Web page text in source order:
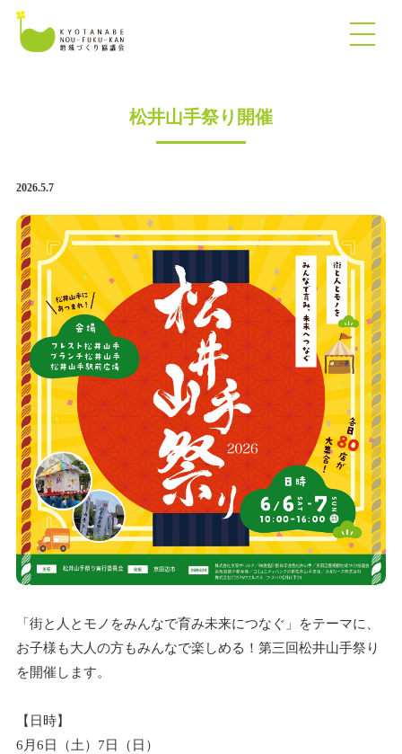
松井山手祭り開催
2026.5.7
「街と人とモノをみんなで育み未来につなぐ」をテーマに、
お子様も大人の方もみんなで楽しめる！第三回松井山手祭り
を開催します。
【日時】
6月6日（土）7日（日）